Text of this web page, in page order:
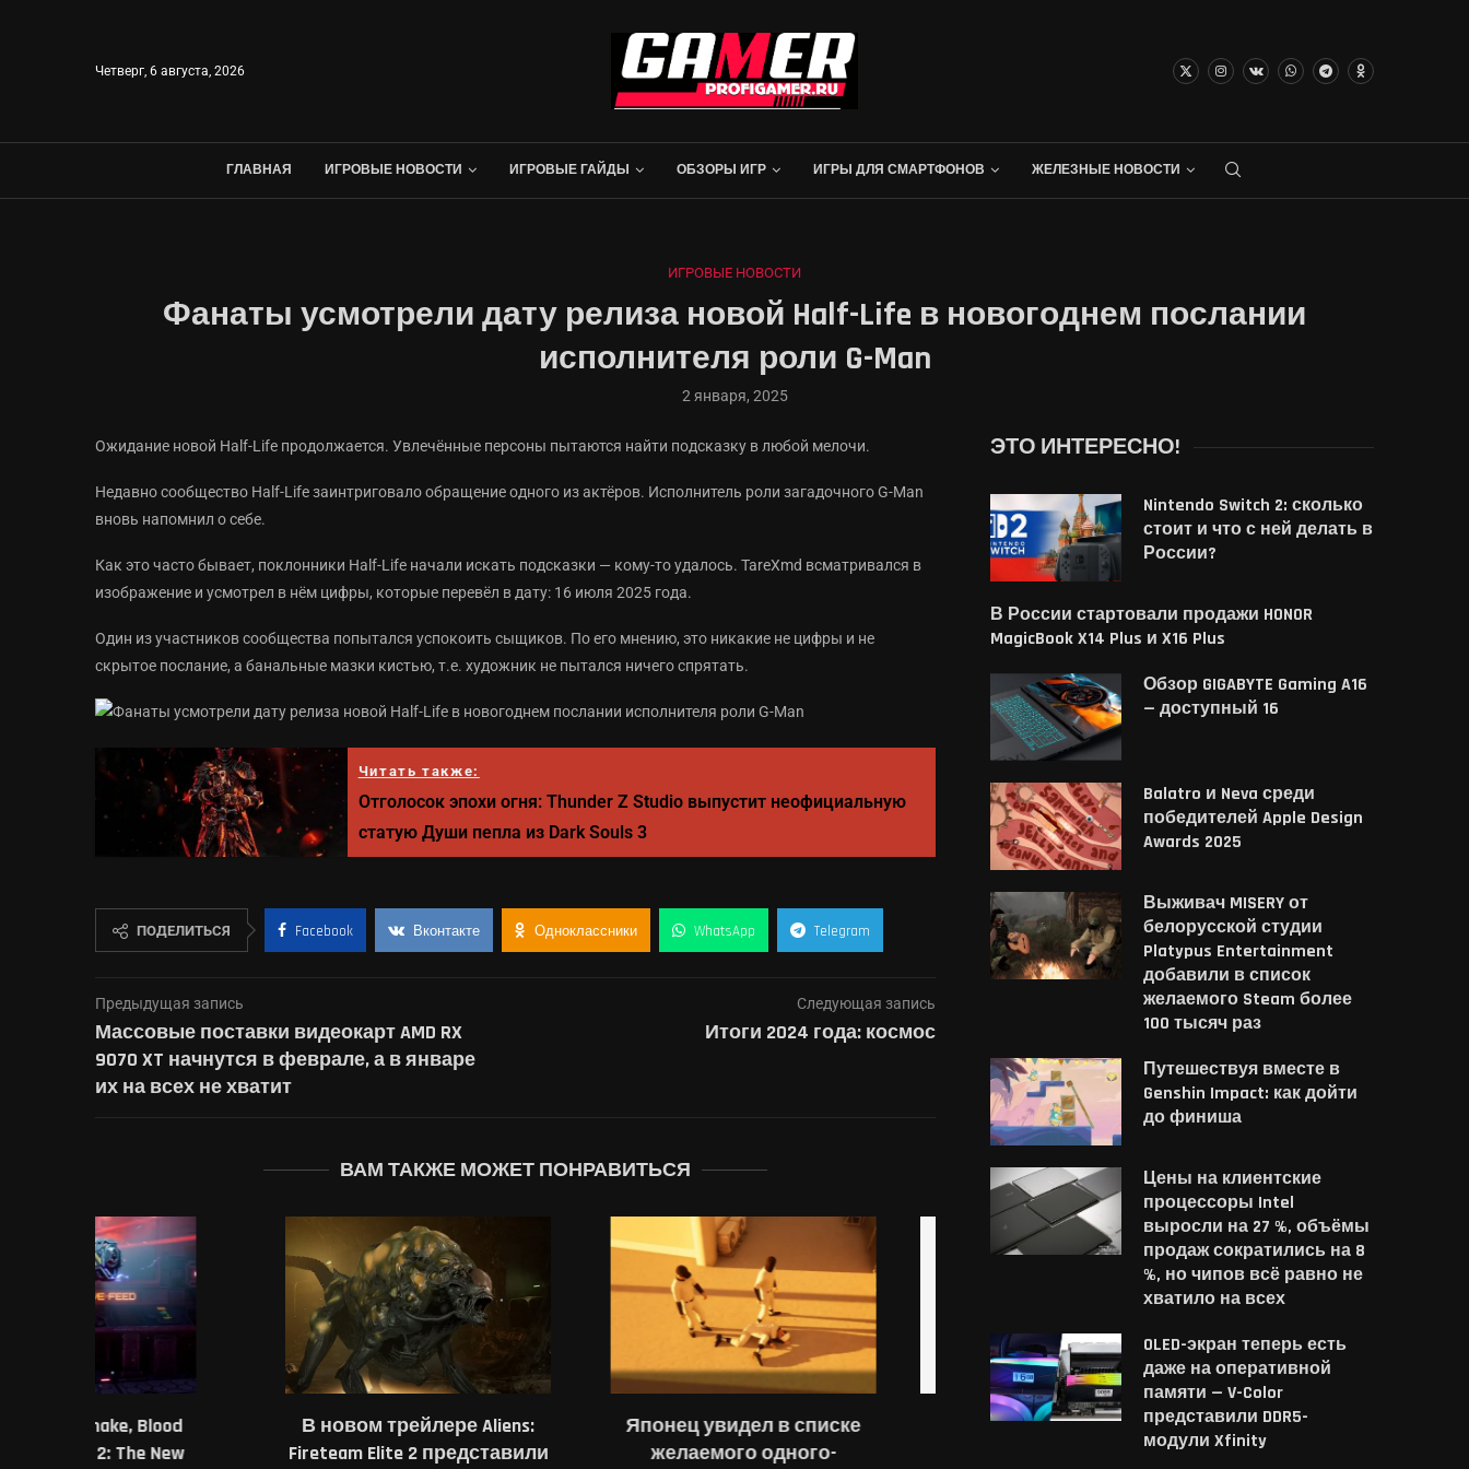
Четверг, 6 августа, 2026
ГЛАВНАЯ ИГРОВЫЕ НОВОСТИ ИГРОВЫЕ ГАЙДЫ ОБЗОРЫ ИГР ИГРЫ ДЛЯ СМАРТФОНОВ ЖЕЛЕЗНЫЕ НОВОСТИ
ИГРОВЫЕ НОВОСТИ
Фанаты усмотрели дату релиза новой Half-Life в новогоднем послании
исполнителя роли G-Man
2 января, 2025
Ожидание новой Half-Life продолжается. Увлечённые персоны пытаются найти подсказку в любой мелочи.
Недавно сообщество Half-Life заинтриговало обращение одного из актёров. Исполнитель роли загадочного G-Man
вновь напомнил о себе.
Как это часто бывает, поклонники Half-Life начали искать подсказки — кому-то удалось. TareXmd всматривался в
изображение и усмотрел в нём цифры, которые перевёл в дату: 16 июля 2025 года.
Один из участников сообщества попытался успокоить сыщиков. По его мнению, это никакие не цифры и не
скрытое послание, а банальные мазки кистью, т.е. художник не пытался ничего спрятать.
Читать также:
Отголосок эпохи огня: Thunder Z Studio выпустит неофициальную
статую Души пепла из Dark Souls 3
ПОДЕЛИТЬСЯ Facebook Вконтакте Одноклассники WhatsApp Telegram
Предыдущая запись
Массовые поставки видеокарт AMD RX
9070 XT начнутся в феврале, а в январе
их на всех не хватит
Следующая запись
Итоги 2024 года: космос
ВАМ ТАКЖЕ МОЖЕТ ПОНРАВИТЬСЯ
В новом трейлере Aliens:
Fireteam Elite 2 представили
Японец увидел в списке
желаемого одного-
В сети рассказали о
«взрослом» контенте в
Steam задержал релиз
японского хоррора — и
Новый Xbox должен
ЭТО ИНТЕРЕСНО!
Nintendo Switch 2: сколько
стоит и что с ней делать в
России?
В России стартовали продажи HONOR
MagicBook X14 Plus и X16 Plus
Обзор GIGABYTE Gaming A16
— доступный 16
Balatro и Neva среди
победителей Apple Design
Awards 2025
Выживач MISERY от
белорусской студии
Platypus Entertainment
добавили в список
желаемого Steam более
100 тысяч раз
Путешествуя вместе в
Genshin Impact: как дойти
до финиша
Цены на клиентские
процессоры Intel
выросли на 27 %, объёмы
продаж сократились на 8
%, но чипов всё равно не
хватило на всех
OLED-экран теперь есть
даже на оперативной
памяти — V-Color
представили DDR5-
модули Xfinity